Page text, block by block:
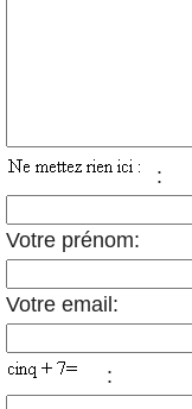
:
Votre prénom:
Votre email:
: